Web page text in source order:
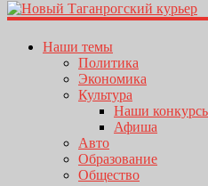
Наши темы
Политика
Экономика
Культура
Наши
Афиша
Авто
Образование
Общество